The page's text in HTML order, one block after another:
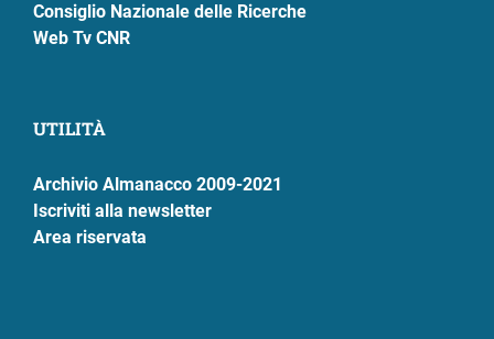
Consiglio Nazionale delle Ricerche
Web Tv CNR
UTILITÀ
Archivio Almanacco 2009-2021
Iscriviti alla newsletter
Area riservata